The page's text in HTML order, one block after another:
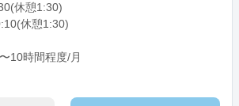
休憩1:30)
休憩1:30)
10時間程度/月